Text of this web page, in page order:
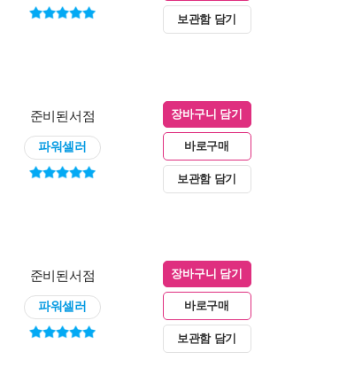
보관함 담기
준비된서점
파워셀러
장바구니 담기
바로구매
보관함 담기
준비된서점
파워셀러
장바구니 담기
바로구매
보관함 담기